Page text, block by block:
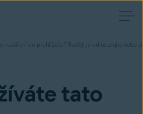
rozšíření do prohlížeče? Raději je odinstalujte nebo
tato